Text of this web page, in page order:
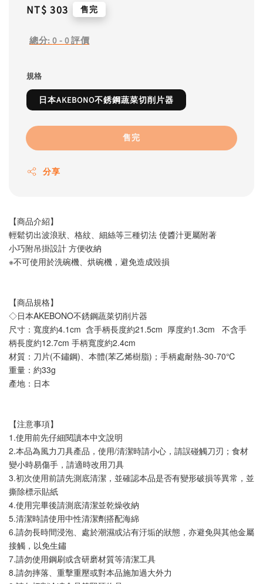
Regular
NT$ 303 售完
總分:0 - 0評價
規格
日本AKEBONO不銹鋼蔬菜切削片器
售完
分享
【商品介紹】
輕鬆切出波浪狀、格紋、細絲等三種切法 使醬汁更屬附著
小巧附吊掛設計 方便收納
※不可使用於洗碗機、烘碗機，避免造成毀損
【商品規格】
◇日本AKEBONO不銹鋼蔬菜切削片器
尺寸：寬度約4.1cm  含手柄長度約21.5cm  厚度約1.3cm   不含手
柄長度約12.7cm 手柄寬度約2.4cm
材質：刀片(不鏽鋼)、本體(苯乙烯樹脂)；手柄處耐熱-30-70℃
重量：約33g
產地：日本
【注意事項】
1.使用前先仔細閱讀本中文說明
2.本品為風力刀具產品，使用/清潔時請小心，請誤碰觸刀刃；食材
變小時易傷手，請適時改用刀具
3.初次使用前請先測底清潔，並確認本品是否有變形破損等異常，並
撕除標示貼紙
4.使用完畢後請測底清潔並乾燥收納
5.清潔時請使用中性清潔劑搭配海綿
6.請勿長時間浸泡、處於潮濕或沾有汙垢的狀態，亦避免與其他金屬
接觸，以免生鏽
7.請勿使用鋼刷或含研磨材質等清潔工具
8.請勿摔落、重擊重壓或對本品施加過大外力